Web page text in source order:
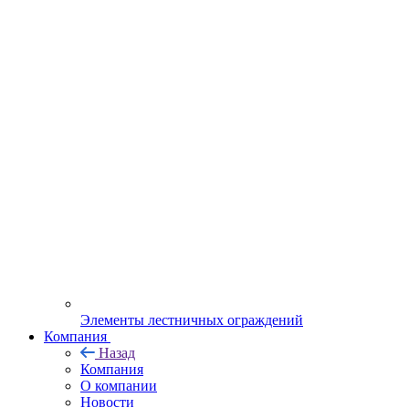
Элементы лестничных ограждений
Компания
Назад
Компания
О компании
Новости